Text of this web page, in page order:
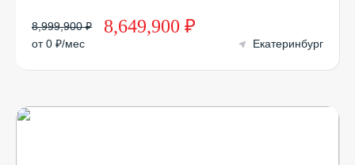
8,999,900 ₽ 8,649,900 ₽
от 0 ₽/мес Екатеринбург